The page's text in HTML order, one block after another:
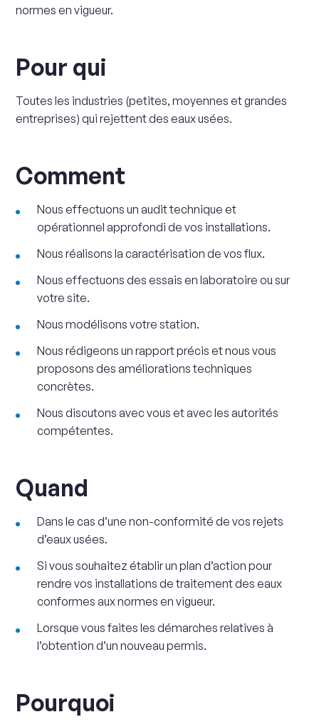
normes en vigueur.
Pour qui
Toutes les industries (petites, moyennes et grandes
entreprises) qui rejettent des eaux usées.
Comment
Nous effectuons un audit technique et
opérationnel approfondi de vos installations.
Nous réalisons la caractérisation de vos flux.
Nous effectuons des essais en laboratoire ou sur
votre site.
Nous modélisons votre station.
Nous rédigeons un rapport précis et nous vous
proposons des améliorations techniques
concrètes.
Nous discutons avec vous et avec les autorités
compétentes.
Quand
Dans le cas d’une non-conformité de vos rejets
d’eaux usées.
Si vous souhaitez établir un plan d’action pour
rendre vos installations de traitement des eaux
conformes aux normes en vigueur.
Lorsque vous faites les démarches relatives à
l’obtention d’un nouveau permis.
Pourquoi